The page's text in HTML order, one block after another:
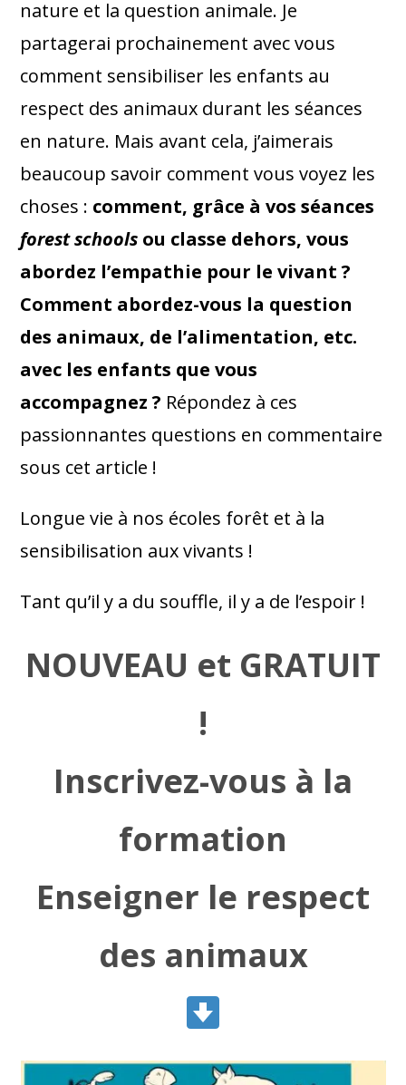
nature et la question animale. Je
partagerai prochainement avec vous
comment sensibiliser les enfants au
respect des animaux durant les séances
en nature. Mais avant cela, j’aimerais
beaucoup savoir comment vous voyez les
choses : comment, grâce à vos séances
forest schools ou classe dehors, vous
abordez l’empathie pour le vivant ?
Comment abordez-vous la question
des animaux, de l’alimentation, etc.
avec les enfants que vous
accompagnez ? Répondez à ces
passionnantes questions en commentaire
sous cet article !
Longue vie à nos écoles forêt et à la
sensibilisation aux vivants !
Tant qu’il y a du souffle, il y a de l’espoir !
NOUVEAU et GRATUIT
!
Inscrivez-vous à la
formation
Enseigner le respect
des animaux